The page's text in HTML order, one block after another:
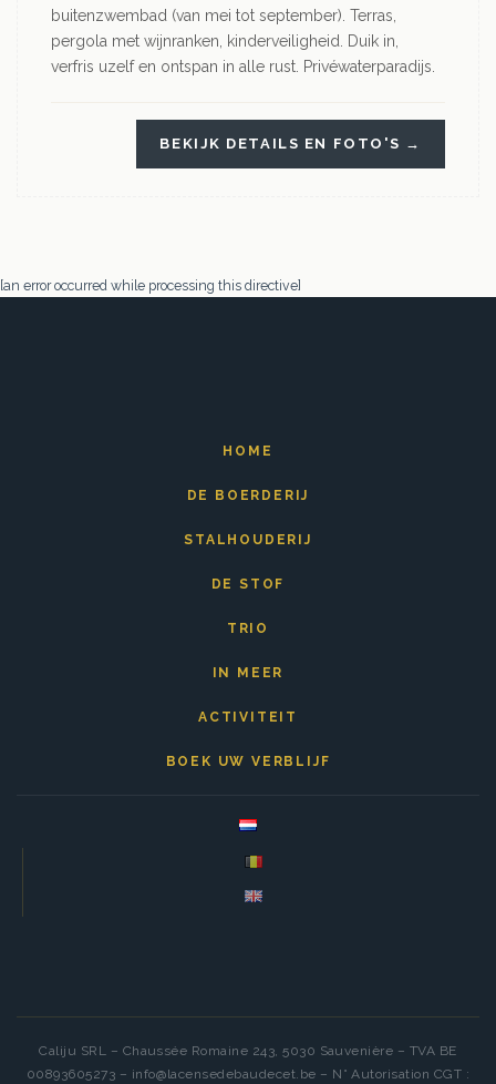
buitenzwembad (van mei tot september). Terras,
pergola met wijnranken, kinderveiligheid. Duik in,
verfris uzelf en ontspan in alle rust. Privéwaterparadijs.
BEKIJK DETAILS EN FOTO'S →
[an error occurred while processing this directive]
HOME
DE BOERDERIJ
STALHOUDERIJ
DE STOF
TRIO
IN MEER
ACTIVITEIT
BOEK UW VERBLIJF
Caliju SRL – Chaussée Romaine 243, 5030 Sauvenière – TVA BE
00893605273 – info@lacensedebaudecet.be – N° Autorisation CGT :